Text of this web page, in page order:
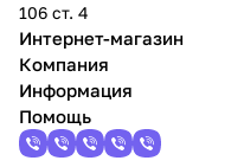
106 ст. 4
Интернет-магазин
Компания
Информация
Помощь